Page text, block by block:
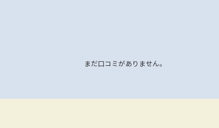
まだ口コミがありません。